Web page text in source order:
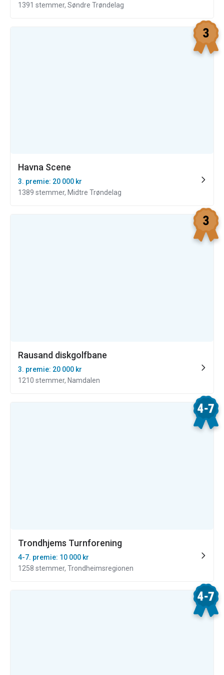
1391 stemmer, Søndre Trøndelag
Havna Scene
3. premie: 20 000 kr
1389 stemmer, Midtre Trøndelag
Rausand diskgolfbane
3. premie: 20 000 kr
1210 stemmer, Namdalen
Trondhjems Turnforening
4-7. premie: 10 000 kr
1258 stemmer, Trondheimsregionen